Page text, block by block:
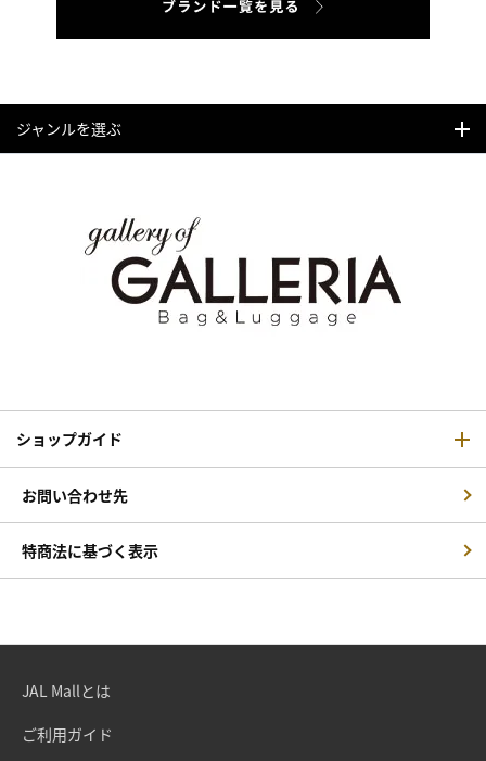
ジャンルを選ぶ
ショップガイド
お問い合わせ先
特商法に基づく表示
JAL Mallとは
ご利用ガイド